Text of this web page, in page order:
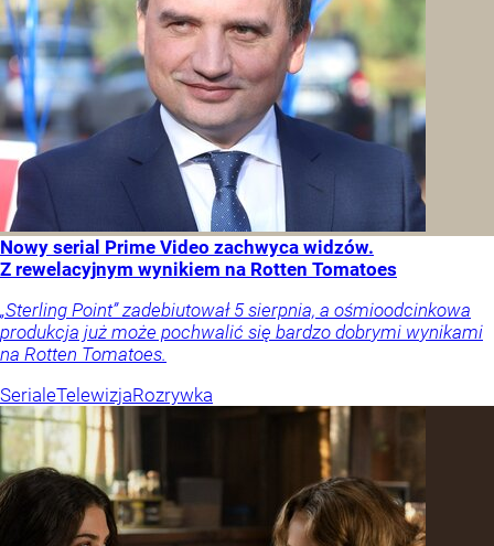
Nowy serial Prime Video zachwyca widzów.
Z rewelacyjnym wynikiem na Rotten Tomatoes
„Sterling Point” zadebiutował 5 sierpnia, a ośmioodcinkowa
produkcja już może pochwalić się bardzo dobrymi wynikami
na Rotten Tomatoes.
SerialeTelewizjaRozrywka